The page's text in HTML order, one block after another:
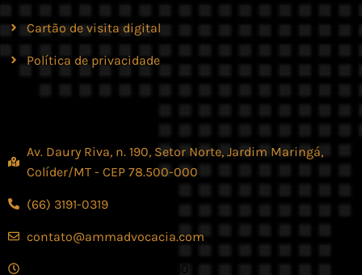
Cartão de visita digital
Política de privacidade
Av. Daury Riva, n. 190, Setor Norte, Jardim Maringá,
Colíder/MT - CEP 78.500-000
(66) 3191-0319
contato@ammadvocacia.com